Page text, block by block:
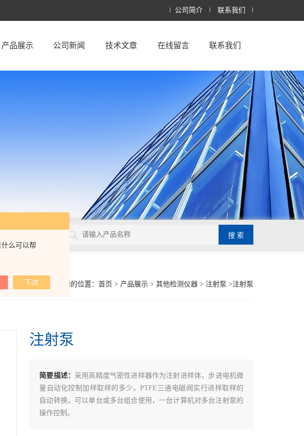
么可以帮
公司简介 联系我们
产品展示 公司新闻 技术文章 在线留言 联系我们
规格尺寸测量
人工晶状体尺寸
你的位置： 首页 > 产品展示 > 其他检测仪器 > 注射泵 >注射泵
注射泵
简要描述： 采用高精度气密性进样器作为注射进样体，步进电机微
量自动化控制加样取样的多少。PTFE三通电磁阀实行进样取样的
自动转换。可以单台或多台组合使用，一台计算机对多台注射泵的
操作控制。